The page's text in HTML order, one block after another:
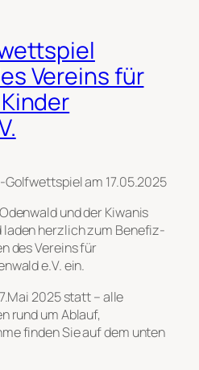
Vereins für
am 17.05.2025
und der Kiwanis
herzlich zum Benefiz-
des Vereins für
e.V. ein.
2025 statt – alle
rund um Ablauf,
finden Sie auf dem unten